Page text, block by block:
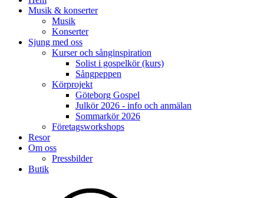
Musik & konserter
Musik
Konserter
Sjung med oss
Kurser och sånginspiration
Solist i gospelkör (kurs)
Sångpeppen
Körprojekt
Göteborg Gospel
Julkör 2026 - info och anmälan
Sommarkör 2026
Företagsworkshops
Resor
Om oss
Pressbilder
Butik